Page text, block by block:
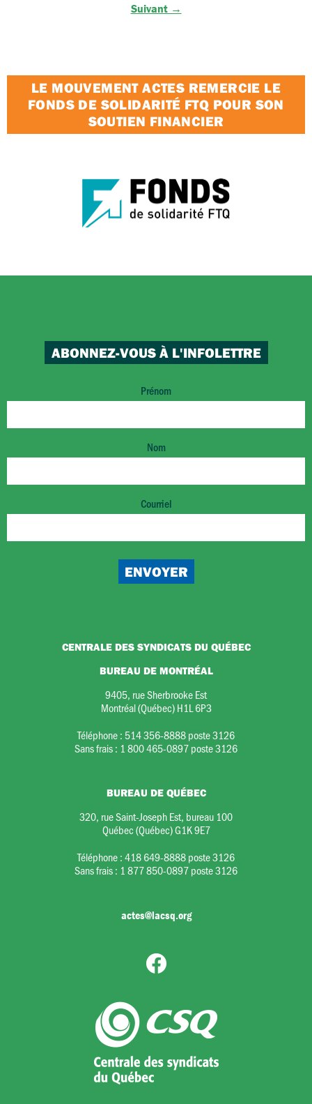
Suivant →
LE MOUVEMENT ACTES REMERCIE LE
FONDS DE SOLIDARITÉ FTQ POUR SON
SOUTIEN FINANCIER
ABONNEZ-VOUS À L'INFOLETTRE
Prénom
Nom
Courriel
CENTRALE DES SYNDICATS DU QUÉBEC
BUREAU DE MONTRÉAL
9405, rue Sherbrooke Est
Montréal (Québec) H1L 6P3
Téléphone : 514 356-8888 poste 3126
Sans frais : 1 800 465-0897 poste 3126
BUREAU DE QUÉBEC
320, rue Saint-Joseph Est, bureau 100
Québec (Québec) G1K 9E7
Téléphone :418 649-8888 poste 3126
Sans frais : 1 877 850-0897 poste 3126
actes@lacsq.org